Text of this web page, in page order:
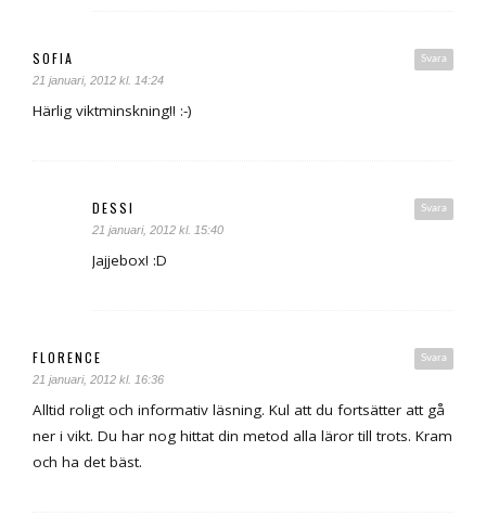
Svara
SOFIA
21 januari, 2012 kl. 14:24
Härlig viktminskning!! :-)
Svara
DESSI
21 januari, 2012 kl. 15:40
Jajjebox! :D
Svara
FLORENCE
21 januari, 2012 kl. 16:36
Alltid roligt och informativ läsning. Kul att du fortsätter att gå
ner i vikt. Du har nog hittat din metod alla läror till trots. Kram
och ha det bäst.